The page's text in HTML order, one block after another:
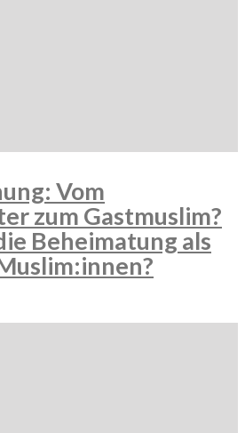
Vom
zum Gastmuslim?
Beheimatung als